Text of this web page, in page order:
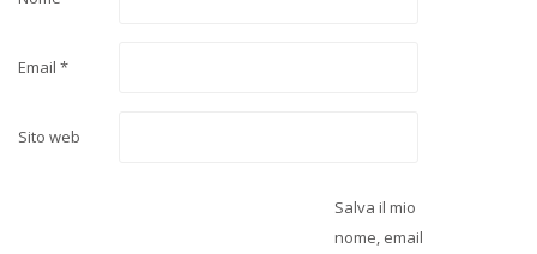
Email *
Sito web
Salva il mio
nome, email